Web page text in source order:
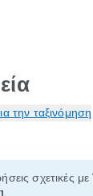
την ταξινόμηση
σχετικές με